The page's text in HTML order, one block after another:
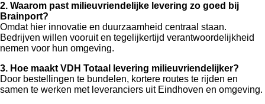
2. Waarom past milieuvriendelijke levering zo goed bij
Brainport?
Omdat hier innovatie en duurzaamheid centraal staan.
Bedrijven willen vooruit en tegelijkertijd verantwoordelijkheid
nemen voor hun omgeving.
3. Hoe maakt VDH Totaal levering milieuvriendelijker?
Door bestellingen te bundelen, kortere routes te rijden en
samen te werken met leveranciers uit Eindhoven en omgeving.